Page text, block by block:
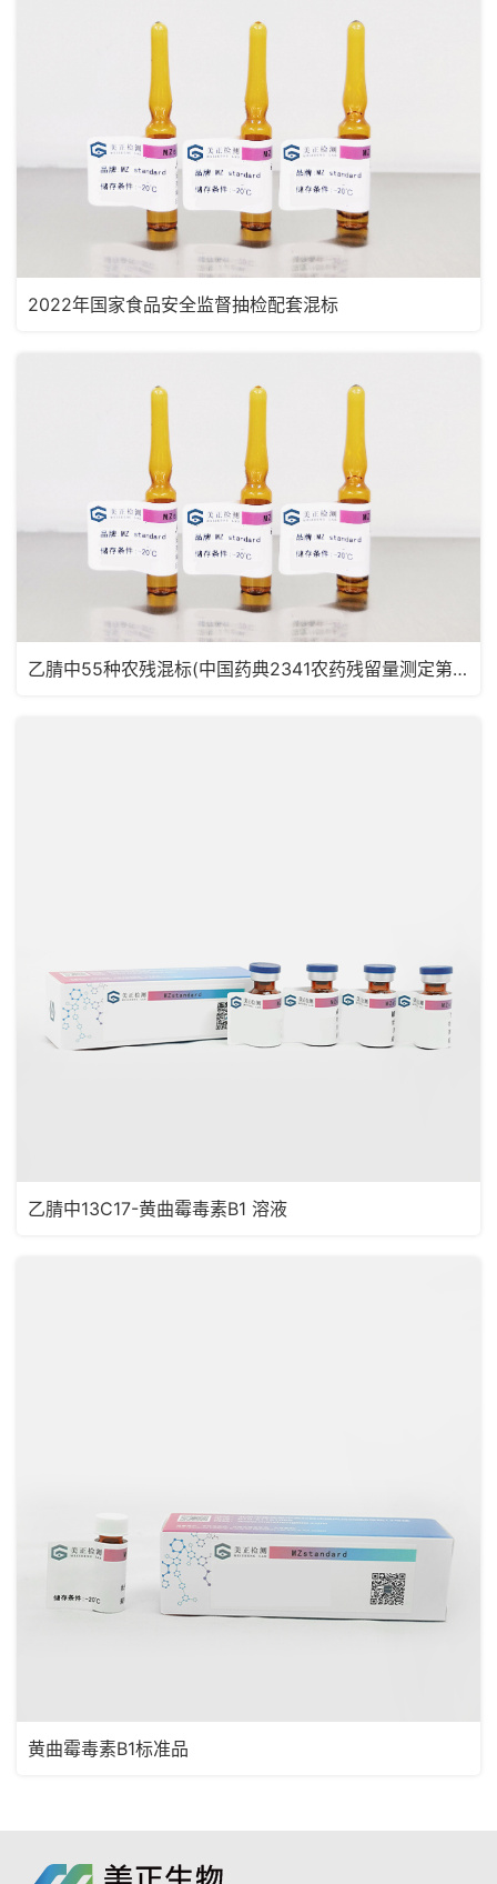
2022年国家食品安全监督抽检配套混标
乙腈中55种农残混标(中国药典2341农药残留量测定第五法，药典定量限浓度)
乙腈中13C17-黄曲霉毒素B1 溶液
黄曲霉毒素B1标准品